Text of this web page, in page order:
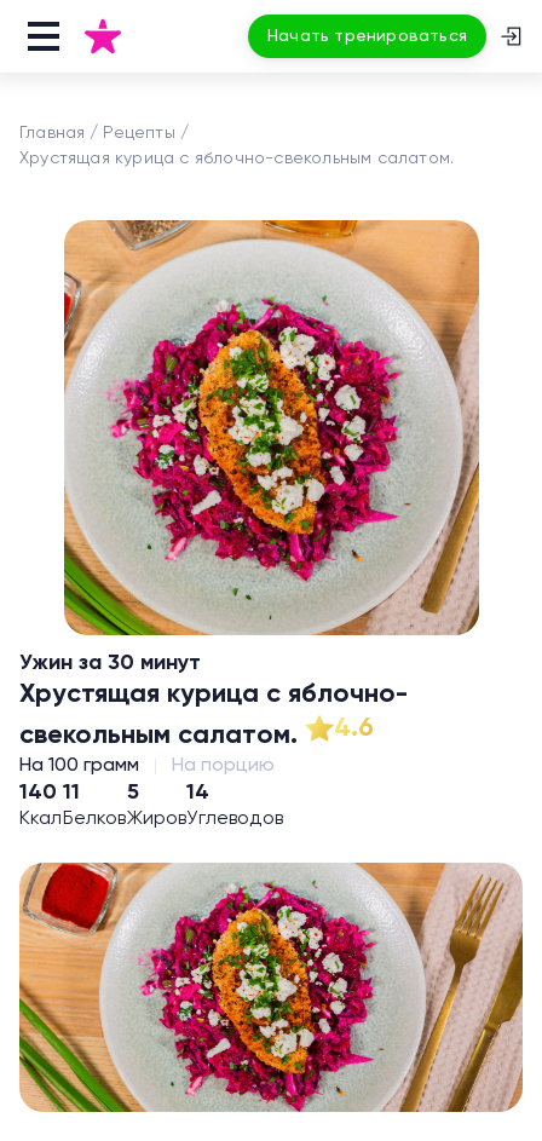
Начать тренироваться
Главная
Рецепты
Хрустящая курица с яблочно-свекольным салатом.
Ужин за 30 минут
Хрустящая курица с яблочно-
свекольным салатом.
4.6
На 100 грамм На порцию
140
Ккал
11
Белков
5
Жиров
14
Углеводов